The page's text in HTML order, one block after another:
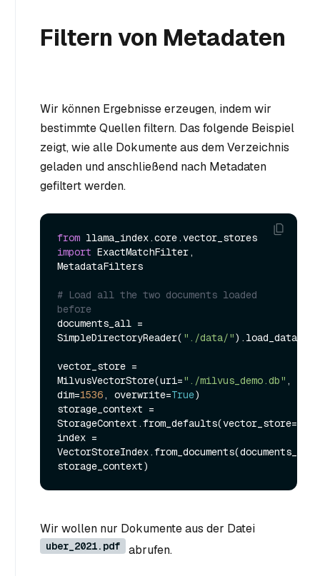
Filtern von Metadaten
Wir können Ergebnisse erzeugen, indem wir
bestimmte Quellen filtern. Das folgende Beispiel
zeigt, wie alle Dokumente aus dem Verzeichnis
geladen und anschließend nach Metadaten
gefiltert werden.
from
import ExactMatchFilter,
MetadataFilters
# Load all the two documents loaded
before
documents_all =
SimpleDirectoryReader( "./data/").load_data()
vector_store =
MilvusVectorStore(uri="./milvus_demo.db" ,
dim=1536, overwrite=True)
storage_context =
index =
VectorStoreIndex.from_documents(documents_all,
Wir wollen nur Dokumente aus der Datei
uber_2021.pdf abrufen.